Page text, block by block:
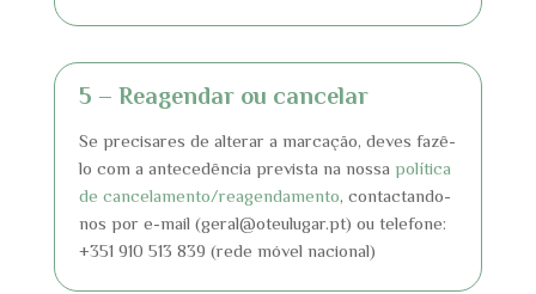
5 – Reagendar ou cancelar
Se precisares de alterar a marcação, deves fazê-
lo com a antecedência prevista na nossa política
de cancelamento/reagendamento, contactando-
nos por e-mail (geral@oteulugar.pt) ou telefone:
+351 910 513 839 (rede móvel nacional)